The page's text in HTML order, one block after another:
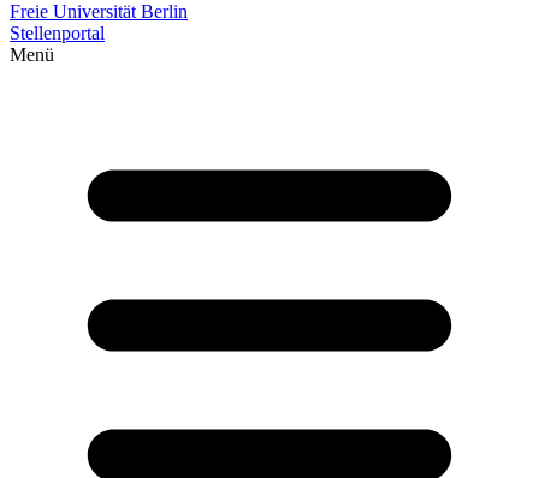
Freie Universität Berlin
Stellenportal
Menü